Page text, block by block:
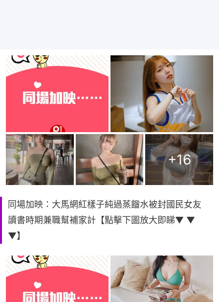
+16
同場加映：大馬網紅樣子純過蒸餾水被封國民女友
讀書時期兼職幫補家計【點擊下圖放大即睇▼ ▼
▼】